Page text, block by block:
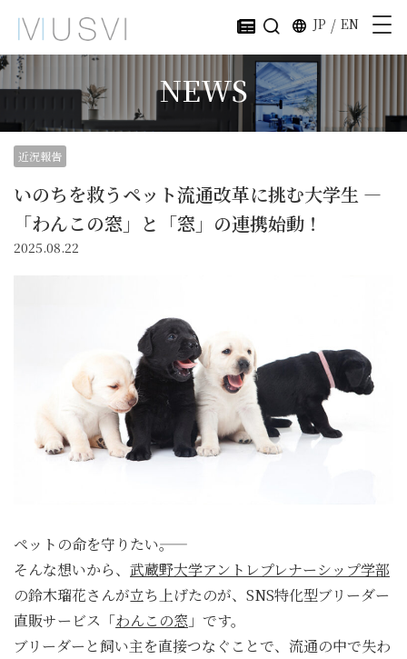
JP / EN
NEWS
近況報告
いのちを救うペット流通改革に挑む大学生 ―
「わんこの窓」と「窓」の連携始動！
2025.08.22
ペットの命を守りたい――。
そんな想いから、 武蔵野大学アントレプレナーシップ学部
の鈴木瑠花さんが立ち上げたのが、SNS特化型ブリーダー
直販サービス「わんこの窓 」です。
ブリーダーと飼い主を直接つなぐことで、流通の中で失わ